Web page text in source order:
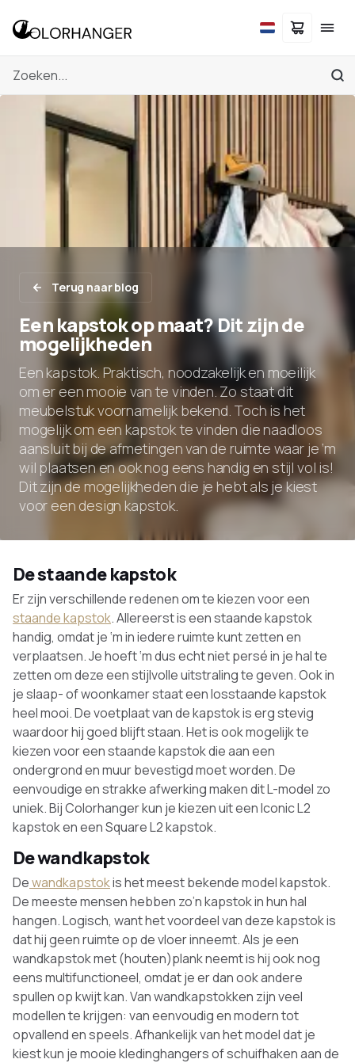
Terug naar blog
Een kapstok op maat? Dit zijn de
mogelijkheden
Een kapstok. Praktisch, noodzakelijk en moeilijk
om er een mooie van te vinden. Zo staat dit
meubelstuk voornamelijk bekend. Toch is het
mogelijk om een kapstok te vinden die naadloos
aansluit bij de afmetingen van de ruimte waar je ‘m
wil plaatsen en ook nog eens handig en stijl vol is!
Dit zijn de mogelijkheden die je hebt als je kiest
voor een design kapstok.
De staande kapstok
Er zijn verschillende redenen om te kiezen voor een
staande kapstok. Allereerst is een staande kapstok
handig, omdat je ‘m in iedere ruimte kunt zetten en
verplaatsen. Je hoeft ‘m dus echt niet persé in je hal te
zetten om deze een stijlvolle uitstraling te geven. Ook in
je slaap- of woonkamer staat een losstaande kapstok
heel mooi. De voetplaat van de kapstok is erg stevig
waardoor hij goed blijft staan. Het is ook mogelijk te
kiezen voor een staande kapstok die aan een
ondergrond en muur bevestigd moet worden. De
eenvoudige en strakke afwerking maken dit L-model zo
uniek. Bij Colorhanger kun je kiezen uit een Iconic L2
kapstok en een Square L2 kapstok.
De wandkapstok
Dewandkapstokis het meest bekende model kapstok.
De meeste mensen hebben zo’n kapstok in hun hal
hangen. Logisch, want het voordeel van deze kapstok is
dat hij geen ruimte op de vloer inneemt. Als je een
wandkapstok met (houten)plank neemt is hij ook nog
eens multifunctioneel, omdat je er dan ook andere
spullen op kwijt kan. Van wandkapstokken zijn veel
modellen te krijgen: van eenvoudig en modern tot
opvallend en speels. Afhankelijk van het model dat je
kiest kun je mooie kledinghangers of schuifhaken aan de